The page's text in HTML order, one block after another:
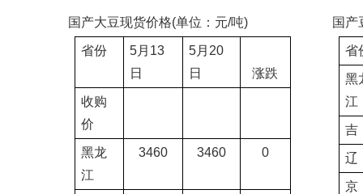
国产大豆现货价格(单位：元/吨)
省份 5月 13
日
5月 20
日
涨跌
收购
价
黑龙
江
3460 3460 0
国产
省
黑
江
吉
辽
京